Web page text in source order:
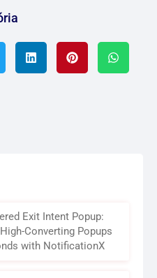
Exit Intent Popup:
Converting Popups
with NotificationX